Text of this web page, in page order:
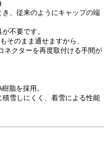
、従来のようにキャップの端
不要です。
そのまま通せますから、
ネクターを再度取付ける手間が
脂を採用。
雪しにくく、着雪による性能